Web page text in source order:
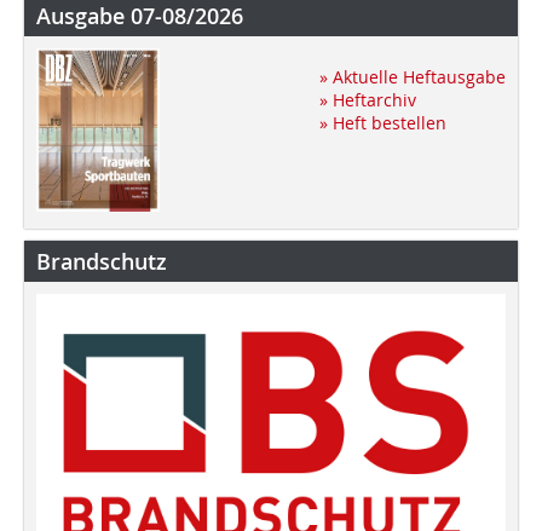
Ausgabe 07-08/2026
» Aktuelle Heftausgabe
» Heftarchiv
» Heft bestellen
Brandschutz